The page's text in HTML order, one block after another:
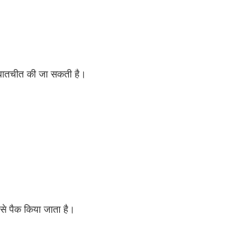
की जा सकती है।
पैक किया जाता है।